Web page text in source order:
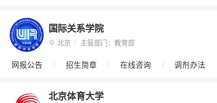
国际关系学院
 北京 主管部门： 教育部
网报公告 招生简章 在线咨询 调剂办法
北京体育大学